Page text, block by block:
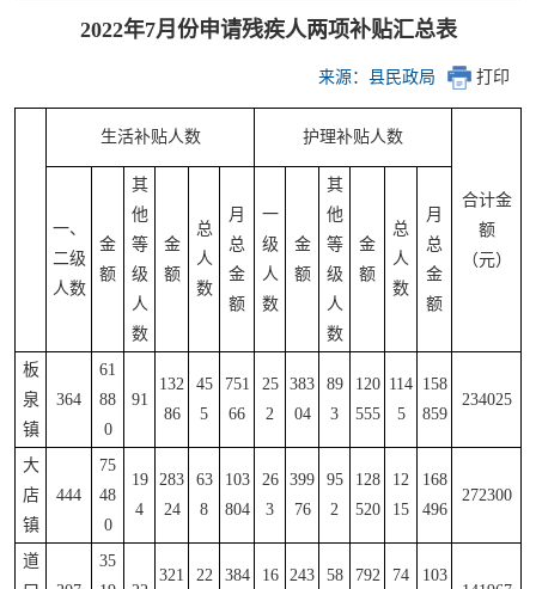
2022年7月份申请残疾人两项补贴汇总表
来源：县民政局 打印
生活补贴人数 护理补贴人数
合计金
额
（元）
一、
二级
人数
金
额
其
他
等
级
人
数
金
额
总
人
数
月
总
金
额
一
级
人
数
金
额
其
他
等
级
人
数
金
额
总
人
数
月
总
金
额
板
泉
镇
364
61
88
0
91
132
86
45
5
751
66
25
2
383
04
89
3
120
555
114
5
158
859
234025
大
店
镇
444
75
48
0
19
4
283
24
63
8
103
804
26
3
399
76
95
2
128
520
12
15
168
496
272300
道
35
321
22
384
16
243
58
792
74
103